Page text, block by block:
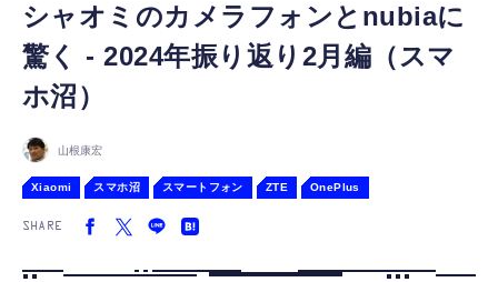
AI
カルチャー
シャオミのカメラフォンとnubiaに
驚く - 2024年振り返り2月編（スマ
ホ沼）
山根康宏
Xiaomi スマホ沼 スマートフォン ZTE OnePlus
SHARE